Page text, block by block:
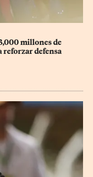
millones de
reforzar defensa